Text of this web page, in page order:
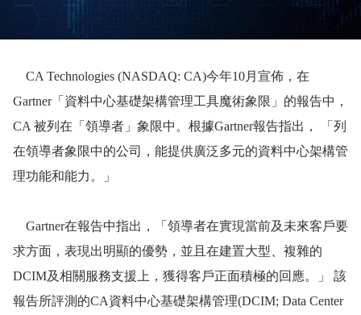
CA Technologies (NASDAQ: CA)今年10月宣佈，在
Gartner「資料中心基礎架構管理工具魔術象限」的報告中，
CA 被列在「領導者」象限中。根據Gartner報告指出， 「列
在領導者象限中的公司，能提供廣泛多元的資料中心架構管
理功能和能力。」
Gartner在報告中指出，「領導者在實現當前及未來客戶要
求方面，表現出明顯的優勢，並且在建置大型、複雜的
DCIM及相關服務支援上，獲得客戶正面積極的回應。」 該
報告所評測的CA資料中心基礎架構管理(DCIM; Data Center